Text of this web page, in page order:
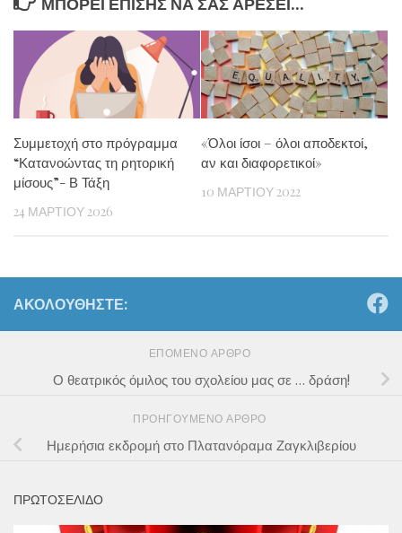
Συμμετοχή στο πρόγραμμα
“Κατανοώντας τη ρητορική
μίσους”- Β Τάξη
24 ΜΑΡΤΊΟΥ 2026
«Όλοι ίσοι – όλοι αποδεκτοί,
αν και διαφορετικοί»
10 ΜΑΡΤΊΟΥ 2022
ΑΚΟΛΟΥΘΉΣΤΕ:
ΕΠΌΜΕΝΟ ΆΡΘΡΟ
Ο θεατρικός όμιλος του σχολείου μας σε … δράση!
ΠΡΟΗΓΟΎΜΕΝΟ ΆΡΘΡΟ
Ημερήσια εκδρομή στο Πλατανόραμα Ζαγκλιβερίου
ΠΡΩΤΟΣΕΛΙΔΟ